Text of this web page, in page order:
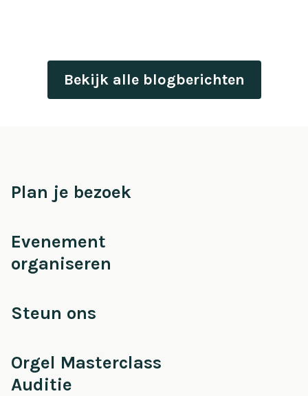
Bekijk alle blogberichten
Plan je bezoek
Evenement
organiseren
Steun ons
Orgel Masterclass
Auditie